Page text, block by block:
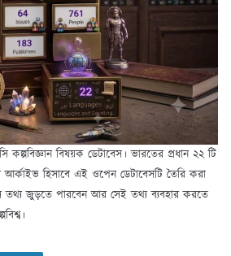
কল্পবিজ্ঞান বিষয়ক ডেটাবেস। ভারতের প্রধান ২২ টি
হিসাবে এই ওপেন ডেটাবেসটি তৈরি করা
তথ্য জুড়তে পারবেন আর সেই তথ্য ব্যবহার করতে